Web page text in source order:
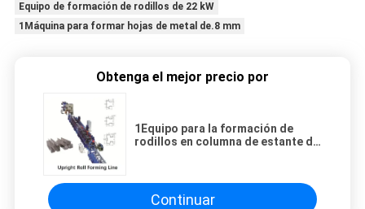
Equipo de formación de rodillos de 22 kW
1Máquina para formar hojas de metal de.8 mm
Obtenga el mejor precio por
1Equipo para la formación de
rodillos en columna de estante de
Continuar